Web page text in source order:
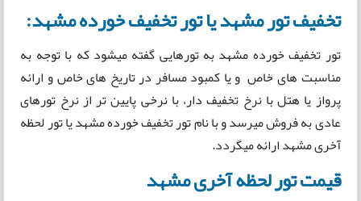
تخفیف تور مشهد یا تور تخفیف خورده مشهد:
تور تخفیف خورده مشهد به تورهایی گفته میشود که با توجه به
مناسبت های خاص و یا کمبود مسافر در تاریخ های خاص و ارائه
پرواز یا هتل با نرخ تخفیف دار، با نرخی پایین تر از نرخ تورهای
عادی به فروش میرسد و با نام تور تخفیف خورده مشهد یا تور لحظه
آخری مشهد ارائه میگردد.
قیمت تور لحظه آخری مشهد